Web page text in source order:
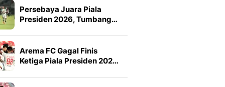
Persebaya Juara Piala
Presiden 2026, Tumbang…
Arema FC Gagal Finis
Ketiga Piala Presiden 202…